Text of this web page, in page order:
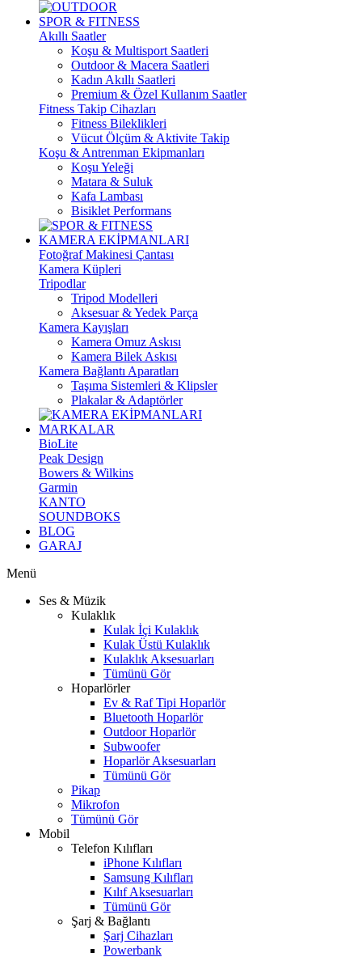
SPOR & FITNESS
Akıllı Saatler
Koşu & Multisport Saatleri
Outdoor & Macera Saatleri
Kadın Akıllı Saatleri
Premium & Özel Kullanım Saatler
Fitness Takip Cihazları
Fitness Bileklikleri
Vücut Ölçüm & Aktivite Takip
Koşu & Antrenman Ekipmanları
Koşu Yeleği
Matara & Suluk
Kafa Lambası
Bisiklet Performans
KAMERA EKİPMANLARI
Fotoğraf Makinesi Çantası
Kamera Küpleri
Tripodlar
Tripod Modelleri
Aksesuar & Yedek Parça
Kamera Kayışları
Kamera Omuz Askısı
Kamera Bilek Askısı
Kamera Bağlantı Aparatları
Taşıma Sistemleri & Klipsler
Plakalar & Adaptörler
MARKALAR
BioLite
Peak Design
Bowers & Wilkins
Garmin
KANTO
SOUNDBOKS
BLOG
GARAJ
Menü
Ses & Müzik
Kulaklık
Kulak İçi Kulaklık
Kulak Üstü Kulaklık
Kulaklık Aksesuarları
Tümünü Gör
Hoparlörler
Ev & Raf Tipi Hoparlör
Bluetooth Hoparlör
Outdoor Hoparlör
Subwoofer
Hoparlör Aksesuarları
Tümünü Gör
Pikap
Mikrofon
Tümünü Gör
Mobil
Telefon Kılıfları
iPhone Kılıfları
Samsung Kılıfları
Kılıf Aksesuarları
Tümünü Gör
Şarj & Bağlantı
Şarj Cihazları
Powerbank